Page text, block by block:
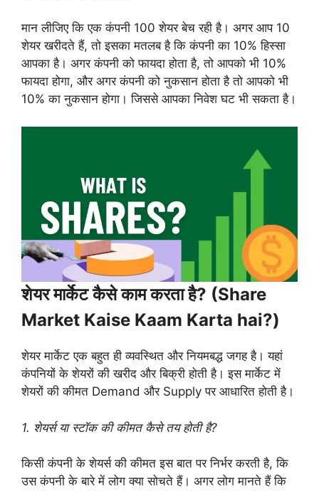
मान लीजिए कि एक कंपनी 100 शेयर बेच रही है। अगर आप 10
शेयर खरीदते हैं, तो इसका मतलब है कि कंपनी का 10% हिस्सा
आपका है। अगर कंपनी को फायदा होता है, तो आपको भी 10%
फायदा होगा, और अगर कंपनी को नुकसान होता है तो आपको भी
10% का नुकसान होगा। जिससे आपका निवेश घट भी सकता है।
शेयर मार्केट कैसे काम करता है? (Share
Market Kaise Kaam Karta hai?)
शेयर मार्केट एक बहुत ही व्यवस्थित और नियमबद्ध जगह है। यहां
कंपनियों के शेयरों की खरीद और बिक्री होती है। इस मार्केट में
शेयरों की कीमत Demand और Supply पर आधारित होती है।
1. शेयर्स या स्टॉक की कीमत कैसे तय होती है?
किसी कंपनी के शेयर्स की कीमत इस बात पर निर्भर करती है, कि
उस कंपनी के बारे में लोग क्या सोचते हैं। अगर लोग मानते हैं कि